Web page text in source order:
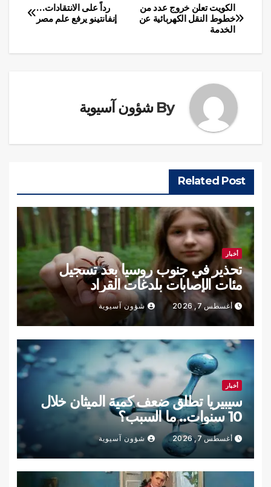
تصفّح
المقالات
رداً على الانتقادات…
إنفانتينو يرفع علم مصر
الكويت تعلن خروج عدد من
خطوط النقل الكهربائية عن
الخدمة
By شؤون آسيوية
Related Post
أخبار
تحذير في جنوب روسيا بعد تسجيل
مئات الإصابات بلدغات القراد
أغسطس 7, 2026 شؤون آسيوية
أخبار
سيبيريا تطلق ضعف كمية الميثان خلال
10 سنوات.. ما السبب؟
أغسطس 7, 2026 شؤون آسيوية